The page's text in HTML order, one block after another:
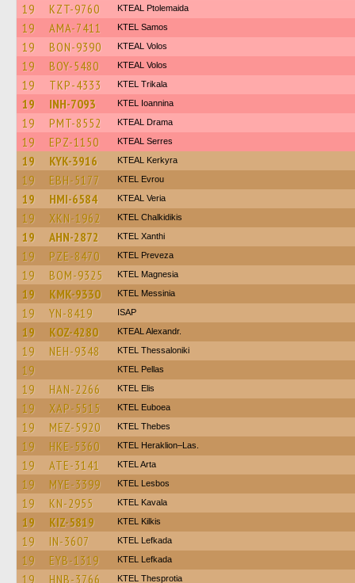
19 KZT-9760 KTEAL Ptolemaida
19 AMA-7411 KTEL Samos
19 BON-9390 KTEAL Volos
19 BOY-5480 KTEAL Volos
19 TKP-4333 ΚΤΕL Τrikala
19 INH-7093 KTEL Ioannina
19 PMT-8552 KTEAL Drama
19 EPZ-1150 KTEAL Serres
19 KYK-3916 KTEAL Kerkyra
19 EBH-5177 KTEL Evrou
19 HMI-6584 KTEAL Veria
19 XKN-1962 ΚΤΕL Chalkidikis
19 AHN-2872 KTEL Xanthi
19 PZE-8470 KTEL Preveza
19 BOM-9325 ΚΤΕL Magnesia
19 KMK-9330 KTEL Messinia
19 YN-8419 ISAP
19 KOZ-4280 KTEAL Alexandr.
19 NEH-9348 KTEL Thessaloniki
19 KTEL Pellas
19 HAN-2266 KTEL Elis
19 XAP-5515 ΚΤΕL Euboea
19 MEZ-5920 KTEL Thebes
19 HKE-5360 KTEL Heraklion–Las.
19 ATE-3141 KTEL Arta
19 MYE-3399 KTEL Lesbos
19 KN-2955 KTEL Kavala
19 KIZ-5819 KTEL Kilkis
19 IN-3607 KTEL Lefkada
19 EYB-1319 KTEL Lefkada
19 HNB-3766 KTEL Thesprotia